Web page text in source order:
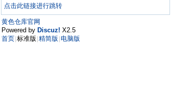
点击此链接进行跳转
黄色仓库官网
Powered by Discuz! X2.5
首页 标准版 精简版 电脑版